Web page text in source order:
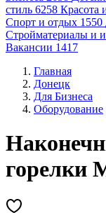
стиль 6258 Красота
Спорт и отдых 1550
Стройматериалы и
Вакансии 1417
Главная
Донецк
Для Бизнеса
Оборудование
горелки